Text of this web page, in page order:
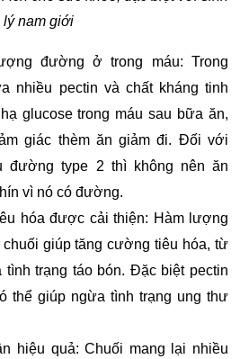
lý nam giới
đường ở trong máu: Trong
nhiều pectin và chất kháng tinh
glucose trong máu sau bữa ăn,
giác thèm ăn giảm đi. Đối với
đường type 2 thì không nên ăn
vì nó có đường.
hóa được cải thiện: Hàm lượng
giúp tăng cường tiêu hóa, từ
tình trạng táo bón. Đặc biệt pectin
thể giúp ngừa tình trạng ung thư
hiệu quả: Chuối mang lại nhiều